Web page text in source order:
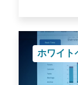
ホワイト